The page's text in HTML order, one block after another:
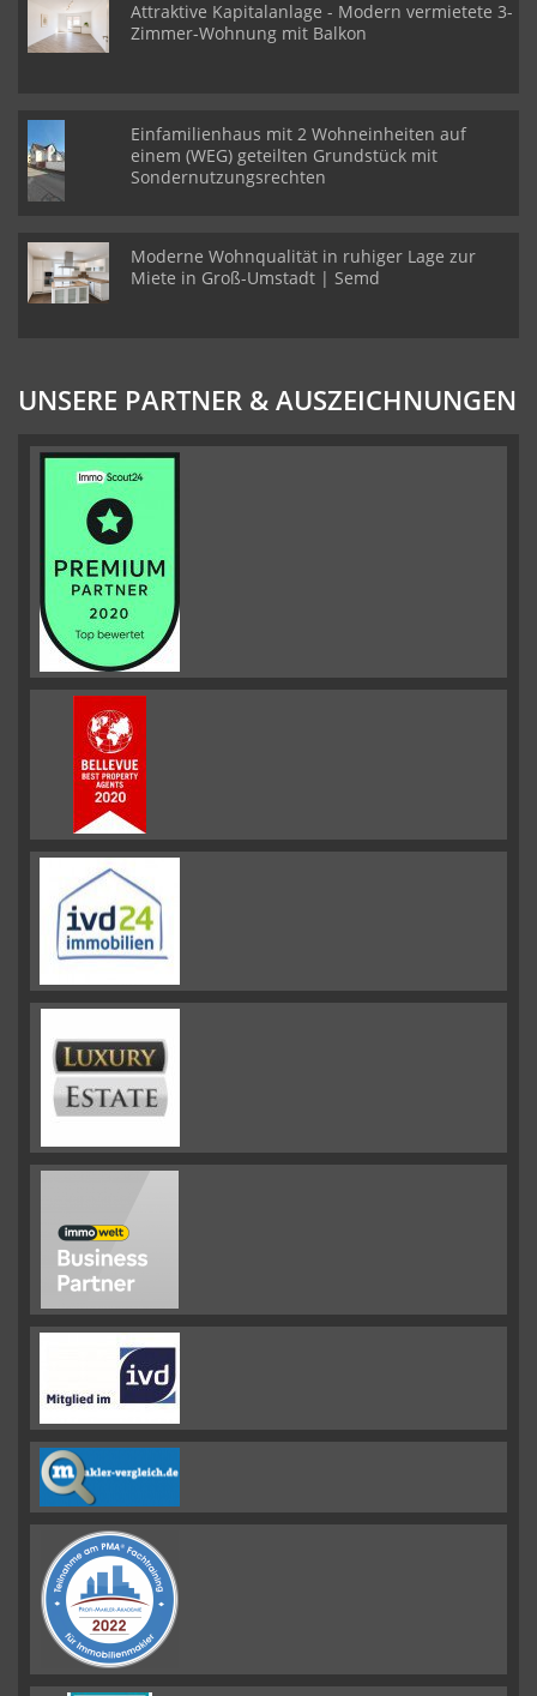
Attraktive Kapitalanlage - Modern vermietete 3-
Zimmer-Wohnung mit Balkon
Einfamilienhaus mit 2 Wohneinheiten auf
einem (WEG) geteilten Grundstück mit
Sondernutzungsrechten
Moderne Wohnqualität in ruhiger Lage zur
Miete in Groß-Umstadt | Semd
UNSERE PARTNER & AUSZEICHNUNGEN